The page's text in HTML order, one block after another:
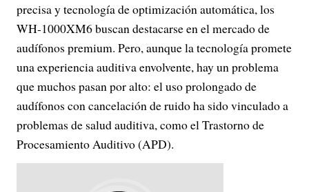
precisa y tecnología de optimización automática, los
WH-1000XM6 buscan destacarse en el mercado de
audífonos premium. Pero, aunque la tecnología promete
una experiencia auditiva envolvente, hay un problema
que muchos pasan por alto: el uso prolongado de
audífonos con cancelación de ruido ha sido vinculado a
problemas de salud auditiva, como el Trastorno de
Procesamiento Auditivo (APD).